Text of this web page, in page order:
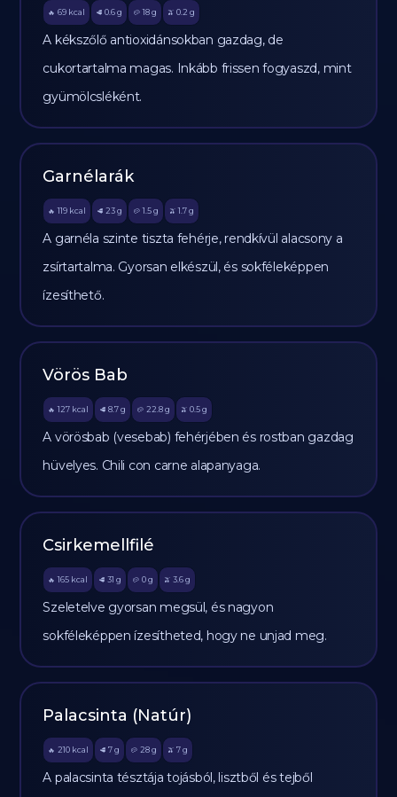
🔥 69 kcal 🥩 0.6 g 🥔 18g 🫒 0.2 g
A kékszőlő antioxidánsokban gazdag, de
cukortartalma magas. Inkább frissen fogyaszd, mint
gyümölcsléként.
Garnélarák
🔥 119 kcal 🥩 23 g 🥔 1.5g 🫒 1.7 g
A garnéla szinte tiszta fehérje, rendkívül alacsony a
zsírtartalma. Gyorsan elkészül, és sokféleképpen
ízesíthető.
Vörös Bab
🔥 127 kcal 🥩 8.7 g 🥔 22.8g 🫒 0.5 g
A vörösbab (vesebab) fehérjében és rostban gazdag
hüvelyes. Chili con carne alapanyaga.
Csirkemellfilé
🔥 165 kcal 🥩 31 g 🥔 0g 🫒 3.6 g
Szeletelve gyorsan megsül, és nagyon
sokféleképpen ízesítheted, hogy ne unjad meg.
Palacsinta (Natúr)
🔥 210 kcal 🥩 7 g 🥔 28g 🫒 7 g
A palacsinta tésztája tojásból, lisztből és tejből